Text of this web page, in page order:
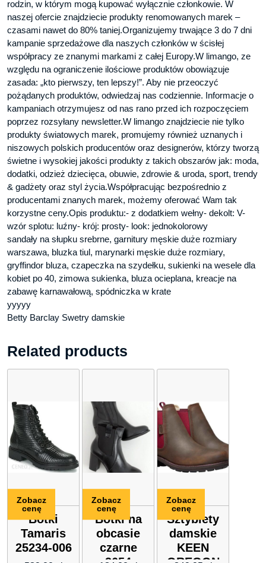
rodzin, w którym mogą kupować wyłącznie członkowie. W
naszej ofercie znajdziecie produkty renomowanych marek –
czasami nawet do 80% taniej.Organizujemy trwające 3 do 7 dni
kampanie sprzedażowe dla naszych członków w ścisłej
współpracy ze znanymi markami z całej Europy.W limango, ze
względu na ograniczenie ilościowe produktów obowiązuje
zasada: „kto pierwszy, ten lepszy!”. Aby nie przeoczyć
pożądanych produktów, odwiedzaj nas codziennie. Informacje o
kampaniach otrzymujesz od nas rano przed ich rozpoczęciem
poprzez rozsyłany newsletter.W limango znajdziecie nie tylko
produkty światowych marek, promujemy również uznanych i
niszowych polskich producentów oraz designerów, którzy tworzą
świetne i wysokiej jakości produkty z takich obszarów jak: moda,
dodatki, odzież dziecięca, obuwie, zdrowie & uroda, sport, trendy
& gadżety oraz styl życia.Współpracując bezpośrednio z
producentami znanych marek, możemy oferować Wam tak
korzystne ceny.Opis produktu:- z dodatkiem wełny- dekolt: V-
wzór splotu: luźny- krój: prosty- look: jednokolorowy
sandały na słupku srebrne, garnitury męskie duże rozmiary
warszawa, bluzka tiul, marynarki męskie duże rozmiary,
gryffindor bluza, czapeczka na szydełku, sukienki na wesele dla
kobiet po 40, zimowa sukienka, bluza ocieplana, kreacje na
zabawę karnawałową, spódniczka w krate
yyyyy
Betty Barclay Swetry damskie
Related products
Botki
Tamaris
25234-006
Zobacz
cenę
Botki na
obcasie
czarne
Zobacz
cenę
Sztyblety
damskie
KEEN
Zobacz
cenę